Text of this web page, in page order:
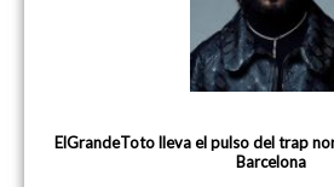
ElGrandeToto lleva el pulso del trap
Barcelona